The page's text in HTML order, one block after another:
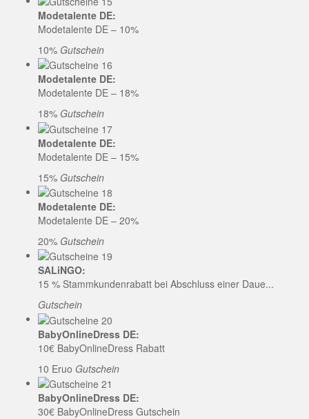
Modetalente DE:
Modetalente DE – 10%
10% Gutschein
Modetalente DE:
Modetalente DE – 18%
18% Gutschein
Modetalente DE:
Modetalente DE – 15%
15% Gutschein
Modetalente DE:
Modetalente DE – 20%
20% Gutschein
SALiNGO:
15 % Stammkundenrabatt bei Abschluss einer Daue...
Gutschein
BabyOnlineDress DE:
10€ BabyOnlineDress Rabatt
10 Eruo Gutschein
BabyOnlineDress DE:
30€ BabyOnlineDress Gutschein